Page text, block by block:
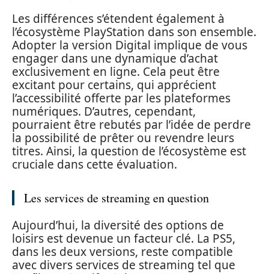
Les différences s’étendent également à
l’écosystème PlayStation dans son ensemble.
Adopter la version Digital implique de vous
engager dans une dynamique d’achat
exclusivement en ligne. Cela peut être
excitant pour certains, qui apprécient
l’accessibilité offerte par les plateformes
numériques. D’autres, cependant,
pourraient être rebutés par l’idée de perdre
la possibilité de prêter ou revendre leurs
titres. Ainsi, la question de l’écosystème est
cruciale dans cette évaluation.
Les services de streaming en question
Aujourd’hui, la diversité des options de
loisirs est devenue un facteur clé. La PS5,
dans les deux versions, reste compatible
avec divers services de streaming tel que